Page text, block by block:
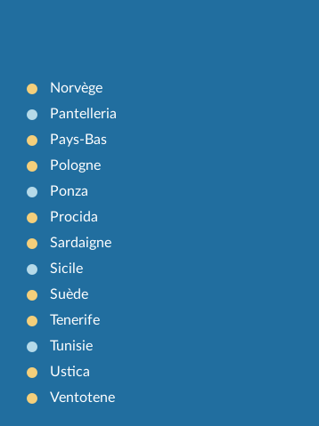
Norvège
Pantelleria
Pays-Bas
Pologne
Ponza
Procida
Sardaigne
Sicile
Suède
Tenerife
Tunisie
Ustica
Ventotene